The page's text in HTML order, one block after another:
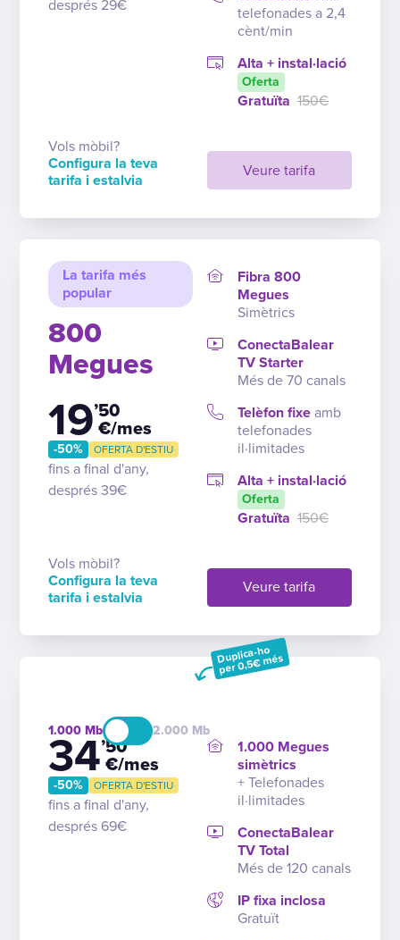
després 29€
Veure tarifa
telefonades a 2,4
cènt/min
Alta + instal·lació
Oferta
Gratuïta 150€
Vols mòbil?
Configura la teva
tarifa i estalvia
La tarifa més
popular
800
Megues
19’50
€/mes
-50% OFERTA D'ESTIU
fins a final d'any,
després 39€
Veure tarifa
Fibra 800
Megues
Simètrics
ConectaBalear
TV Starter
Més de 70 canals
Telèfon fixe amb
telefonades
il·limitades
Alta + instal·lació
Oferta
Gratuïta 150€
Vols mòbil?
Configura la teva
tarifa i estalvia
1.000 2.000
Duplica-ho
per 0,5€ més
34’50
€/mes
-50% OFERTA D'ESTIU
fins a final d'any,
després 69€
1.000 Megues
simètrics
+ Telefonades
il·limitades
ConectaBalear
TV Total
Més de 120 canals
IP fixa inclosa
Gratuït